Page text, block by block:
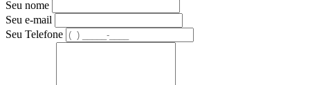
Seu nome
Seu e-mail
Seu Telefone